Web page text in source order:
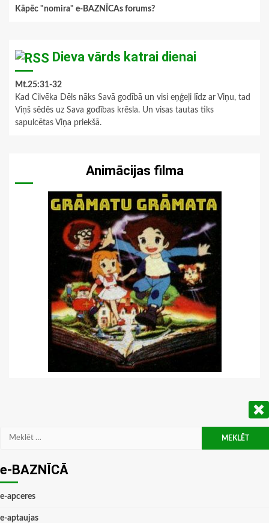
Kāpēc "nomira" e-BAZNĪCAs forums?
Dieva vārds katrai dienai
Mt.25:31-32
Kad Cilvēka Dēls nāks Savā godībā un visi eņģeļi līdz ar Viņu, tad
Viņš sēdēs uz Sava godības krēsla. Un visas tautas tiks
sapulcētas Viņa priekšā.
Animācijas filma
Meklēt:
e-BAZNĪCĀ
e-apceres
e-aptaujas